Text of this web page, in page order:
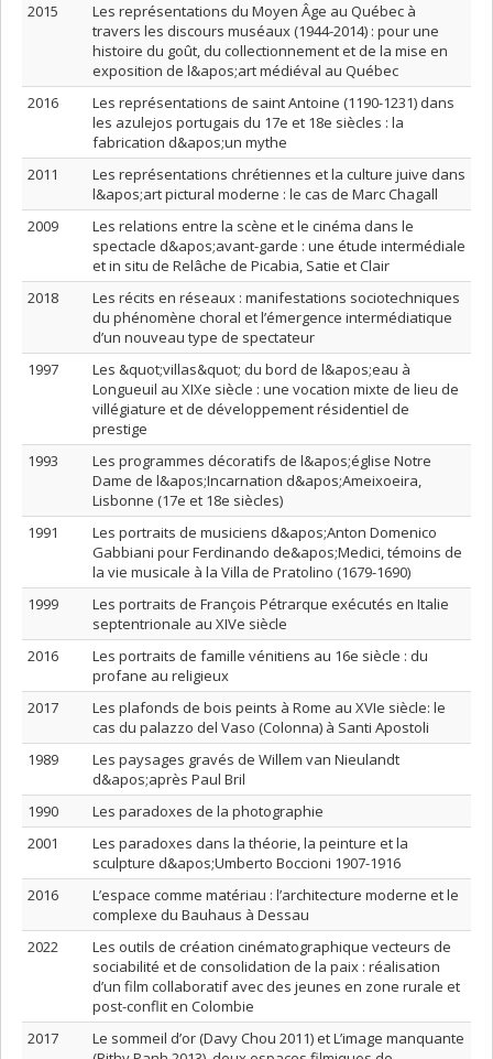
2015
Les représentations du Moyen Âge au Québec à
travers les discours muséaux (1944-2014) : pour une
histoire du goût, du collectionnement et de la mise en
exposition de l&apos;art médiéval au Québec
2016
Les représentations de saint Antoine (1190-1231) dans
les azulejos portugais du 17e et 18e siècles : la
fabrication d&apos;un mythe
2011
Les représentations chrétiennes et la culture juive dans
l&apos;art pictural moderne : le cas de Marc Chagall
2009
Les relations entre la scène et le cinéma dans le
spectacle d&apos;avant-garde : une étude intermédiale
et in situ de Relâche de Picabia, Satie et Clair
2018
Les récits en réseaux : manifestations sociotechniques
du phénomène choral et l’émergence intermédiatique
d’un nouveau type de spectateur
1997
Les &quot;villas&quot; du bord de l&apos;eau à
Longueuil au XIXe siècle : une vocation mixte de lieu de
villégiature et de développement résidentiel de
prestige
1993
Les programmes décoratifs de l&apos;église Notre
Dame de l&apos;Incarnation d&apos;Ameixoeira,
Lisbonne (17e et 18e siècles)
1991
Les portraits de musiciens d&apos;Anton Domenico
Gabbiani pour Ferdinando de&apos;Medici, témoins de
la vie musicale à la Villa de Pratolino (1679-1690)
1999
Les portraits de François Pétrarque exécutés en Italie
septentrionale au XIVe siècle
2016
Les portraits de famille vénitiens au 16e siècle : du
profane au religieux
2017
Les plafonds de bois peints à Rome au XVIe siècle: le
cas du palazzo del Vaso (Colonna) à Santi Apostoli
1989
Les paysages gravés de Willem van Nieulandt
d&apos;après Paul Bril
1990
Les paradoxes de la photographie
2001
Les paradoxes dans la théorie, la peinture et la
sculpture d&apos;Umberto Boccioni 1907-1916
2016
L’espace comme matériau : l’architecture moderne et le
complexe du Bauhaus à Dessau
2022
Les outils de création cinématographique vecteurs de
sociabilité et de consolidation de la paix : réalisation
d’un film collaboratif avec des jeunes en zone rurale et
post-conflit en Colombie
2017
Le sommeil d’or (Davy Chou 2011) et L’image manquante